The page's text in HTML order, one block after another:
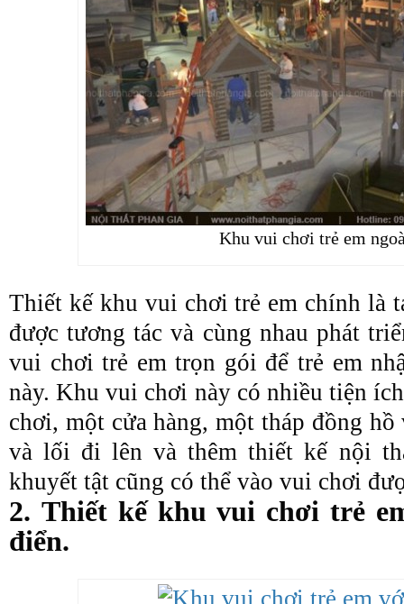
Khu vui chơi trẻ em
Thiết kế khu vui chơi trẻ em chính là
được tương tác và cùng nhau phát
vui chơi trẻ em trọn gói để trẻ em
này. Khu vui chơi này có nhiều tiện
chơi, một cửa hàng, một tháp đồng
và lối đi lên và thêm thiết kế nội
khuyết tật cũng có thể vào vui chơi
2. Thiết kế khu vui chơi trẻ
điển.